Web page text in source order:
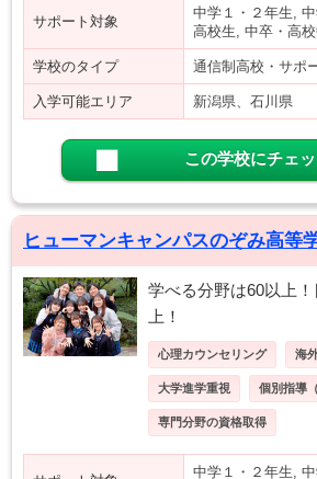
サポート対象
中学１・２年生,
高校生, 中卒・高
学校のタイプ 通信制高校・サポ
入学可能エリア 新潟県、石川県
この学校にチェ
ヒューマンキャンパスのぞみ高等
学べる分野は60以上
上！
心理カウンセリング 海
大学進学重視 個別指導
専門分野の資格取得
中学１・２年生,